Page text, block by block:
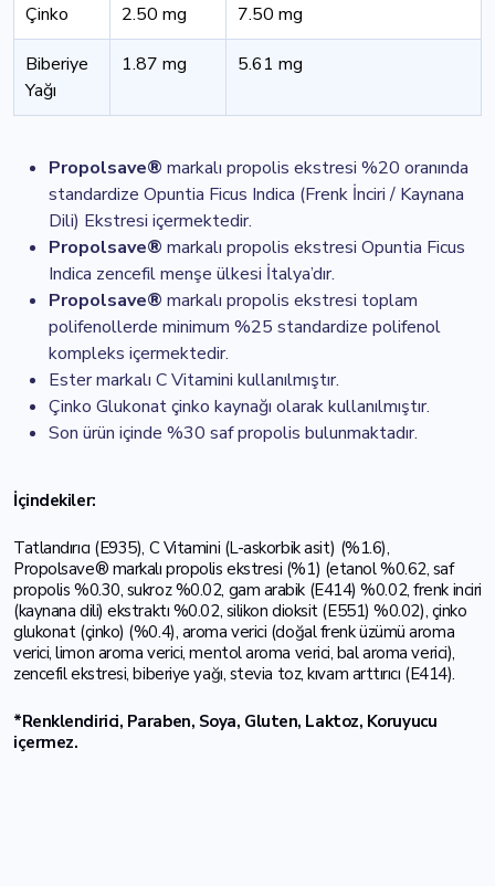
Çinko 2.50 mg 7.50 mg
Biberiye
Yağı
1.87 mg 5.61 mg
Propolsave® markalı propolis ekstresi %20 oranında
standardize Opuntia Ficus Indica (Frenk İnciri / Kaynana
Dili) Ekstresi içermektedir.
Propolsave® markalı propolis ekstresi Opuntia Ficus
Indica zencefil menşe ülkesi İtalya’dır.
Propolsave® markalı propolis ekstresi toplam
polifenollerde minimum %25 standardize polifenol
kompleks içermektedir.
Ester markalı C Vitamini kullanılmıştır.
Çinko Glukonat çinko kaynağı olarak kullanılmıştır.
Son ürün içinde %30 saf propolis bulunmaktadır.
İçindekiler:
Tatlandırıcı (E935), C Vitamini (L-askorbik asit) (%1.6),
Propolsave® markalı propolis ekstresi (%1) (etanol %0.62, saf
propolis %0.30, sukroz %0.02, gam arabik (E414) %0.02, frenk inciri
(kaynana dili) ekstraktı %0.02, silikon dioksit (E551) %0.02), çinko
glukonat (çinko) (%0.4), aroma verici (doğal frenk üzümü aroma
verici, limon aroma verici, mentol aroma verici, bal aroma verici),
zencefil ekstresi, biberiye yağı, stevia toz, kıvam arttırıcı (E414).
*Renklendirici, Paraben, Soya, Gluten, Laktoz, Koruyucu
içermez.